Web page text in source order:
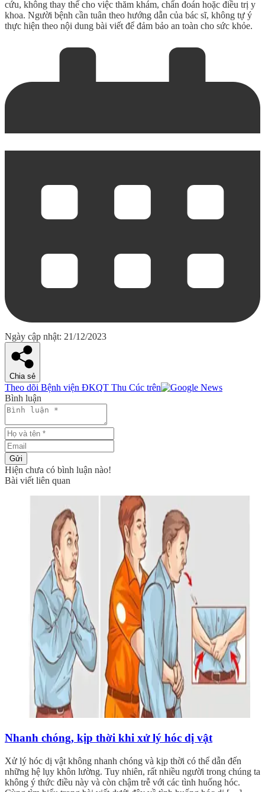
cứu, không thay thế cho việc thăm khám, chẩn đoán hoặc điều trị y
khoa. Người bệnh cần tuân theo hướng dẫn của bác sĩ, không tự ý
thực hiện theo nội dung bài viết để đảm bảo an toàn cho sức khỏe.
Ngày cập nhật: 21/12/2023
Chia sẻ
Theo dõi Bệnh viện ĐKQT Thu Cúc trên
Bình luận
Gửi
Hiện chưa có bình luận nào!
Bài viết liên quan
Nhanh chóng, kịp thời khi xử lý hóc dị vật
Xử lý hóc dị vật không nhanh chóng và kịp thời có thể dẫn đến
những hệ lụy khôn lường. Tuy nhiên, rất nhiều người trong chúng ta
không ý thức điều này và còn chậm trễ với các tình huống hóc.